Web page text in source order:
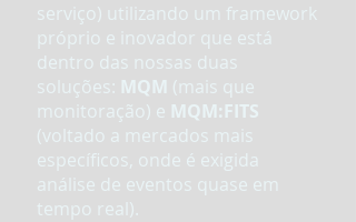
serviço) utilizando um framework
próprio e inovador que está
dentro das nossas duas
soluções: MQM (mais que
monitoração) e MQM:FITS
(voltado a mercados mais
específicos, onde é exigida
análise de eventos quase em
tempo real).